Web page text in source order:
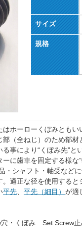
サイズ
規格
はホーローくぼみとも
（全ねじ）のため部材
事により“くぼみ先”
に歯車を固定する様な
・シャフト・軸受など
。適正な径を使用する
平先 平先（細目） が適
・くぼみ Set Screw